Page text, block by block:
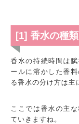
[1] 香水の種
香水の持続時間は
ールに溶かした香
る香水の分け方は主
ここでは香水の主
ていきますね。